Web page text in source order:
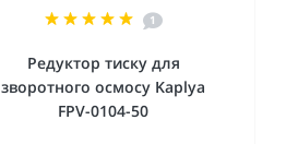
1
Редуктор тиску для
зворотного осмосу Kaplya
FPV-0104-50